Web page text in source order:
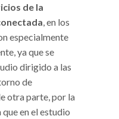
de la
, en los
especialmente
ya que se
dirigido a las
de
otra parte, por la
en el estudio